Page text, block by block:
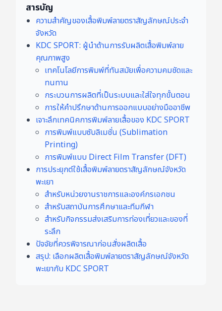
สารบัญ
ความสำคัญของเสื้อพิมพ์ลายตราสัญลักษณ์ประจำ
จังหวัด
KDC SPORT: ผู้นำด้านการรับผลิตเสื้อพิมพ์ลาย
คุณภาพสูง
เทคโนโลยีการพิมพ์ที่ทันสมัยเพื่อความคมชัดและ
ทนทาน
กระบวนการผลิตที่เป็นระบบและใส่ใจทุกขั้นตอน
การให้คำปรึกษาด้านการออกแบบอย่างมืออาชีพ
เจาะลึกเทคนิคการพิมพ์ลายเสื้อของ KDC SPORT
การพิมพ์แบบซับลิเมชั่น (Sublimation
Printing)
การพิมพ์แบบ Direct Film Transfer (DFT)
การประยุกต์ใช้เสื้อพิมพ์ลายตราสัญลักษณ์จังหวัด
พะเยา
สำหรับหน่วยงานราชการและองค์กรเอกชน
สำหรับสถาบันการศึกษาและทีมกีฬา
สำหรับกิจกรรมส่งเสริมการท่องเที่ยวและของที่
ระลึก
ปัจจัยที่ควรพิจารณาก่อนสั่งผลิตเสื้อ
สรุป: เลือกผลิตเสื้อพิมพ์ลายตราสัญลักษณ์จังหวัด
พะเยากับ KDC SPORT